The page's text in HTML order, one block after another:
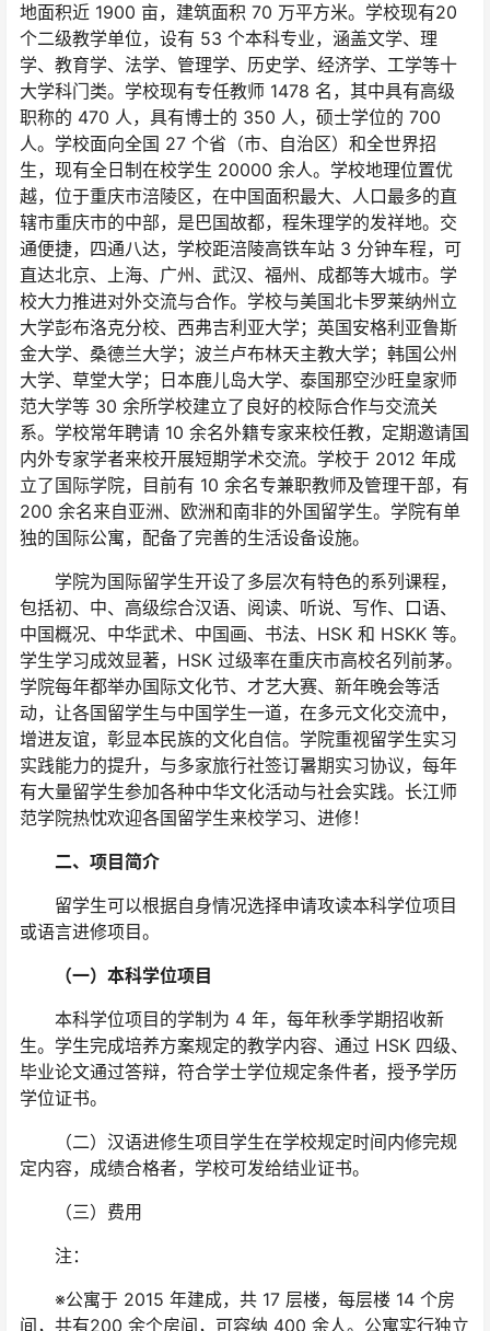
地面积近 1900 亩，建筑面积 70 万平方米。学校现有20
个二级教学单位，设有 53 个本科专业，涵盖文学、理
学、教育学、法学、管理学、历史学、经济学、工学等十
大学科门类。学校现有专任教师 1478 名，其中具有高级
职称的 470 人，具有博士的 350 人，硕士学位的 700
人。学校面向全国 27 个省（市、自治区）和全世界招
生，现有全日制在校学生 20000 余人。学校地理位置优
越，位于重庆市涪陵区，在中国面积最大、人口最多的直
辖市重庆市的中部，是巴国故都，程朱理学的发祥地。交
通便捷，四通八达，学校距涪陵高铁车站 3 分钟车程，可
直达北京、上海、广州、武汉、福州、成都等大城市。学
校大力推进对外交流与合作。学校与美国北卡罗莱纳州立
大学彭布洛克分校、西弗吉利亚大学；英国安格利亚鲁斯
金大学、桑德兰大学；波兰卢布林天主教大学；韩国公州
大学、草堂大学；日本鹿儿岛大学、泰国那空沙旺皇家师
范大学等 30 余所学校建立了良好的校际合作与交流关
系。学校常年聘请 10 余名外籍专家来校任教，定期邀请国
内外专家学者来校开展短期学术交流。学校于 2012 年成
立了国际学院，目前有 10 余名专兼职教师及管理干部，有
200 余名来自亚洲、欧洲和南非的外国留学生。学院有单
独的国际公寓，配备了完善的生活设备设施。
学院为国际留学生开设了多层次有特色的系列课程，
包括初、中、高级综合汉语、阅读、听说、写作、口语、
中国概况、中华武术、中国画、书法、HSK 和 HSKK 等。
学生学习成效显著，HSK 过级率在重庆市高校名列前茅。
学院每年都举办国际文化节、才艺大赛、新年晚会等活
动，让各国留学生与中国学生一道，在多元文化交流中，
增进友谊，彰显本民族的文化自信。学院重视留学生实习
实践能力的提升，与多家旅行社签订暑期实习协议，每年
有大量留学生参加各种中华文化活动与社会实践。长江师
范学院热忱欢迎各国留学生来校学习、进修！
二、项目简介
留学生可以根据自身情况选择申请攻读本科学位项目
或语言进修项目。
（一）本科学位项目
本科学位项目的学制为 4 年，每年秋季学期招收新
生。学生完成培养方案规定的教学内容、通过 HSK 四级、
毕业论文通过答辩，符合学士学位规定条件者，授予学历
学位证书。
（二）汉语进修生项目学生在学校规定时间内修完规
定内容，成绩合格者，学校可发给结业证书。
（三）费用
注：
※公寓于 2015 年建成，共 17 层楼，每层楼 14 个房
间，共有200 余个房间，可容纳 400 余人。公寓实行独立